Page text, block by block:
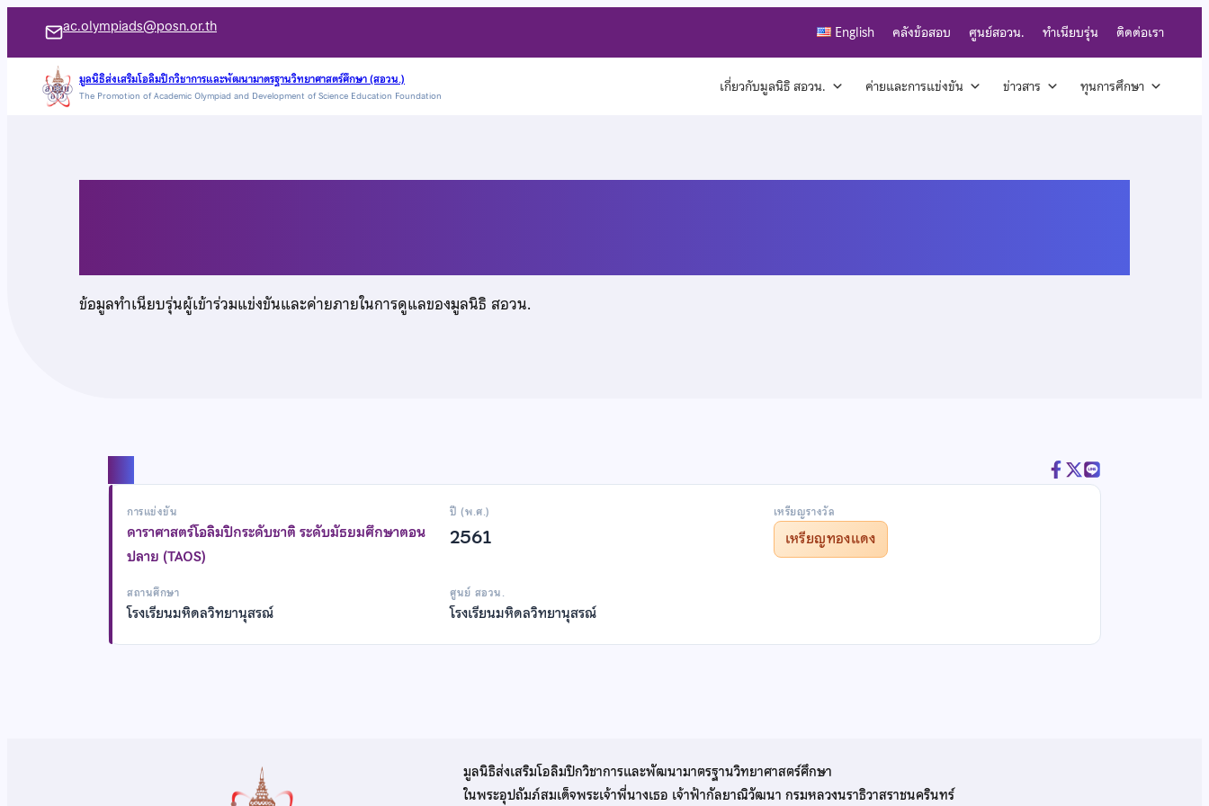
เนื้อหา
ac.olympiads@posn.or.th English คลังข้อสอบ ศูนย์สอวน. ทำเนียบรุ่น ติดต่อเรา
มูลนิธิส่งเสริมโอลิมปิกวิชาการและพัฒนามาตรฐานวิทยาศาสตร์ศึกษา (สอวน.)
The Promotion of Academic Olympiad and Development of Science Education Foundation เกี่ยวกับมูลนิธิ สอวน. ค่ายและการแข่งขัน ข่าวสาร ทุนการศึกษา
ข้อมูลทำเนียบรุ่นผู้เข้าร่วมแข่งขันและค่ายภายในการดูแลของมูลนิธิ สอวน.
การแข่งขัน
ดาราศาสตร์โอลิมปิกระดับชาติ ระดับมัธยมศึกษาตอน
ปลาย (TAOS)
ปี (พ.ศ.)
2561
เหรียญรางวัล
เหรียญทองแดง
สถานศึกษา
โรงเรียนมหิดลวิทยานุสรณ์
ศูนย์ สอวน.
โรงเรียนมหิดลวิทยานุสรณ์
มูลนิธิส่งเสริมโอลิมปิกวิชาการและพัฒนามาตรฐานวิทยาศาสตร์ศึกษา
ในพระอุปถัมภ์สมเด็จพระเจ้าพี่นางเธอ เจ้าฟ้ากัลยาณิวัฒนา กรมหลวงนราธิวาสราชนครินทร์